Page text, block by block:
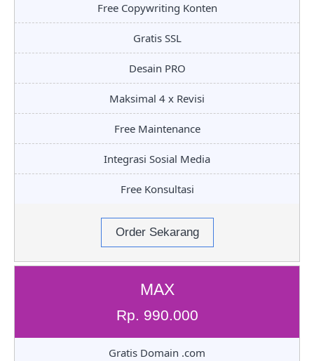
Free Copywriting Konten
Gratis SSL
Desain PRO
Maksimal 4 x Revisi
Free Maintenance
Integrasi Sosial Media
Free Konsultasi
Order Sekarang
MAX
Rp. 990.000
Gratis Domain .com